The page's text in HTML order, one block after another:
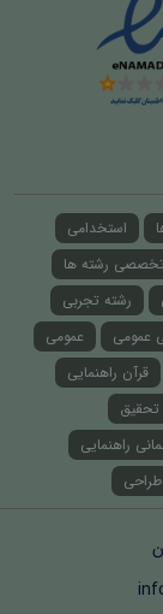
استخدامی
تخصصی رشته ها
رشته تجربی
عمومی
عمومی
قرآن راهنمایی
تحقیق
راهنمایی